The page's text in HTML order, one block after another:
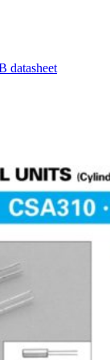
datasheet